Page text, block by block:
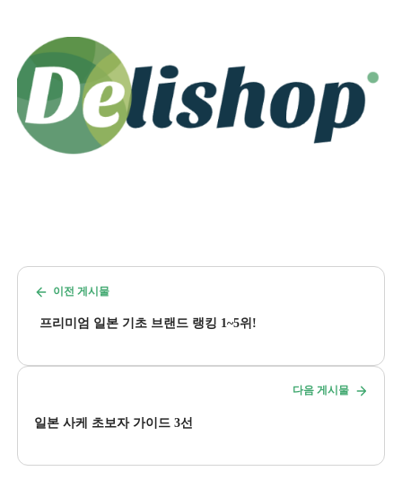
이전 게시물
프리미엄 일본 기초 브랜드 랭킹 1~5위!
다음 게시물
일본 사케 초보자 가이드 3선